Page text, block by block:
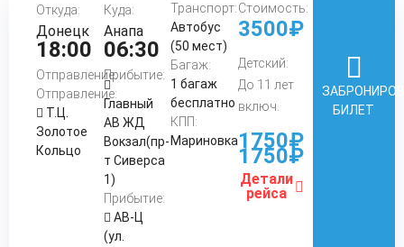
Откуда:
Донецк
18:00
Отправление:
Отправление:
Т.Ц.
Золотое
Кольцо
Куда:
Анапа
06:30
Прибытие:
Главный
АВ ЖД
Вокзал(пр-
т Сиверса
1)
Прибытие:
АВ-Ц
(ул.
Транспорт:
Автобус
(50 мест)
Багаж:
1 багаж
бесплатно
КПП:
Мариновка
Стоимость:
3500₽
Детский:
До 11 лет
включ.
1750₽
1750₽
Детали
рейса
БИЛЕТ